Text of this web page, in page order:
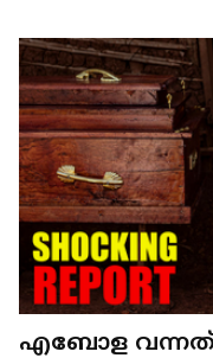
എബോള വന്നത്